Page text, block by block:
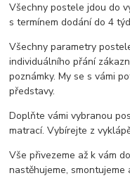
Všechny postele jdou do
s termínem dodání do 4
Všechny parametry
individuálního přání
poznámky. My se s vámi
představy.
Doplňte vámi vybranou
matrací. Vybírejte z
Vše přivezeme až k vám
nastěhujeme,